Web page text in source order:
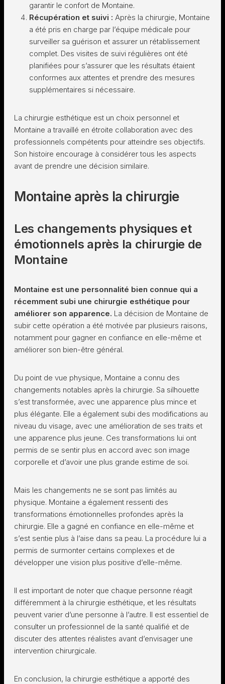
garantir le confort de Montaine.
Récupération et suivi : Après la chirurgie, Montaine
a été pris en charge par l’équipe médicale pour
surveiller sa guérison et assurer un rétablissement
complet. Des visites de suivi régulières ont été
planifiées pour s’assurer que les résultats étaient
conformes aux attentes et prendre des mesures
supplémentaires si nécessaire.
La chirurgie esthétique est un choix personnel et
Montaine a travaillé en étroite collaboration avec des
professionnels compétents pour atteindre ses objectifs.
Son histoire encourage à considérer tous les aspects
avant de prendre une décision similaire.
Montaine après la chirurgie
Les changements physiques et
émotionnels après la chirurgie de
Montaine
Montaine est une personnalité bien connue qui a
récemment subi une chirurgie esthétique pour
améliorer son apparence. La décision de Montaine de
subir cette opération a été motivée par plusieurs raisons,
notamment pour gagner en confiance en elle-même et
améliorer son bien-être général.
Du point de vue physique, Montaine a connu des
changements notables après la chirurgie. Sa silhouette
s’est transformée, avec une apparence plus mince et
plus élégante. Elle a également subi des modifications au
niveau du visage, avec une amélioration de ses traits et
une apparence plus jeune. Ces transformations lui ont
permis de se sentir plus en accord avec son image
corporelle et d’avoir une plus grande estime de soi.
Mais les changements ne se sont pas limités au
physique. Montaine a également ressenti des
transformations émotionnelles profondes après la
chirurgie. Elle a gagné en confiance en elle-même et
s’est sentie plus à l’aise dans sa peau. La procédure lui a
permis de surmonter certains complexes et de
développer une vision plus positive d’elle-même.
Il est important de noter que chaque personne réagit
différemment à la chirurgie esthétique, et les résultats
peuvent varier d’une personne à l’autre. Il est essentiel de
consulter un professionnel de la santé qualifié et de
discuter des attentes réalistes avant d’envisager une
intervention chirurgicale.
En conclusion, la chirurgie esthétique a apporté des